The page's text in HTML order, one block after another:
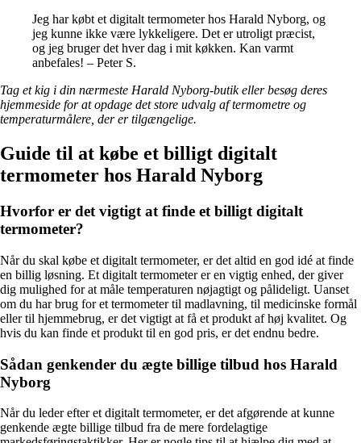
Jeg har købt et digitalt termometer hos Harald Nyborg, og
jeg kunne ikke være lykkeligere. Det er utroligt præcist,
og jeg bruger det hver dag i mit køkken. Kan varmt
anbefales! – Peter S.
Tag et kig i din nærmeste Harald Nyborg-butik eller besøg deres
hjemmeside for at opdage det store udvalg af termometre og
temperaturmålere, der er tilgængelige.
Guide til at købe et billigt digitalt
termometer hos Harald Nyborg
Hvorfor er det vigtigt at finde et billigt digitalt
termometer?
Når du skal købe et digitalt termometer, er det altid en god idé at finde
en billig løsning. Et digitalt termometer er en vigtig enhed, der giver
dig mulighed for at måle temperaturen nøjagtigt og pålideligt. Uanset
om du har brug for et termometer til madlavning, til medicinske formål
eller til hjemmebrug, er det vigtigt at få et produkt af høj kvalitet. Og
hvis du kan finde et produkt til en god pris, er det endnu bedre.
Sådan genkender du ægte billige tilbud hos Harald
Nyborg
Når du leder efter et digitalt termometer, er det afgørende at kunne
genkende ægte billige tilbud fra de mere fordelagtige